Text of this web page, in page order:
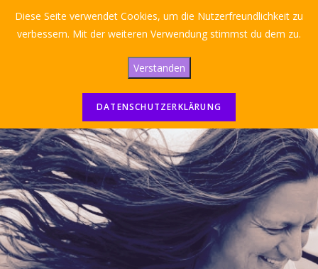
Menü
Diese Seite verwendet Cookies, um die Nutzerfreundlichkeit zu
verbessern. Mit der weiteren Verwendung stimmst du dem zu.
Verstanden
DATENSCHUTZERKLÄRUNG